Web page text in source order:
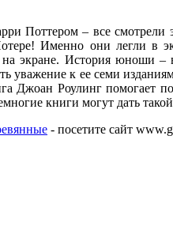
Поттером – все смотрели
Именно они легли в
на экране. История юноши –
уважение к ее семи
Джоан Роулинг помогает
книги могут дать
- посетите сайт